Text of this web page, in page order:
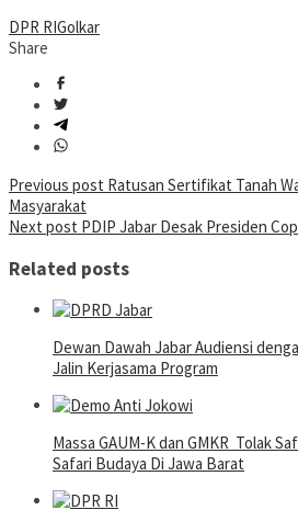
DPR RIGolkar
Share
Post
navigation
Previous post Ratusan Sertifikat Tanah
Masyarakat
Next post PDIP Jabar Desak Presiden
Related posts
Dewan Dawah Jabar Audiensi
Jalin Kerjasama Program
Massa GAUM-K dan GMKR Tolak
Safari Budaya Di Jawa Barat